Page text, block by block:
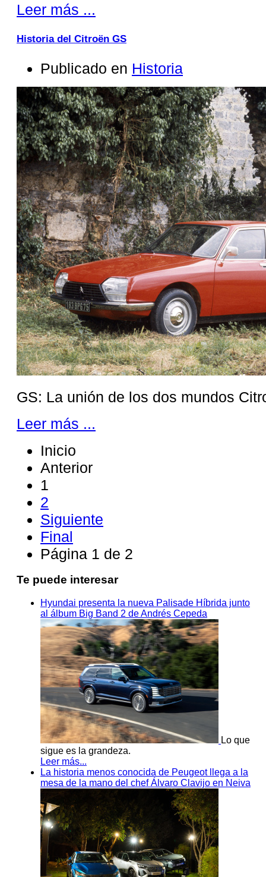
Leer más ...
Historia del Citroën GS
Publicado en Historia
GS: La unión de los dos mundos
Leer más ...
Inicio
Anterior
1
2
Siguiente
Final
Página 1 de 2
Te puede interesar
Hyundai presenta la nueva Palisade Híbrida junto
al álbum Big Band 2 de Andrés Cepeda
Lo que
sigue es la grandeza.
Leer más...
La historia menos conocida de Peugeot llega a la
mesa de la mano del chef Álvaro Clavijo en Neiva